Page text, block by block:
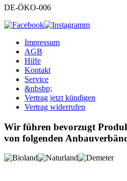
DE-ÖKO-006
Impressum
AGB
Hilfe
Kontakt
Service
&nbsbp;
Vertrag jetzt kündigen
Vertrag widerrufen
Wir führen bevorzugt
von folgenden